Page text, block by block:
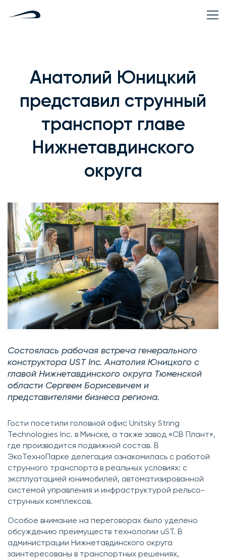
Анатолий Юницкий
представил струнный
транспорт главе
Нижнетавдинского
округа
Состоялась рабочая встреча генерального
конструктора UST Inc. Анатолия Юницкого с
главой Нижнетавдинского округа Тюменской
области Сергеем Борисевичем и
представителями бизнеса региона.
Гости посетили головной офис Unitsky String
Technologies Inc. в Минске, а также завод «СВ Плант»,
где производится подвижной состав. В
ЭкоТехноПарке делегация ознакомилась с работой
струнного транспорта в реальных условиях: с
эксплуатацией юнимобилей, автоматизированной
системой управления и инфраструктурой рельсо-
струнных комплексов.
Особое внимание на переговорах было уделено
обсуждению преимуществ технологии uST. В
администрации Нижнетавдинского округа
заинтересованы в транспортных решениях,